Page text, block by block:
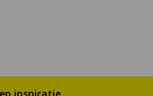
inspiratie